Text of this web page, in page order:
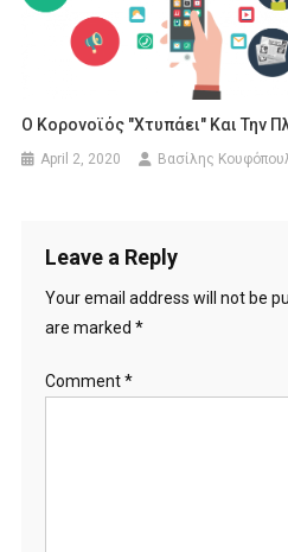
Ο Κορονοϊός "χτυπάει" Και Την
April 2, 2020 Βασίλης
Leave a Reply
Your email address will not be
are marked *
Comment*